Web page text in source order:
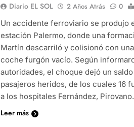
Diario EL SOL 2 Años Atrás 0
Un accidente ferroviario se produjo
estación Palermo, donde una
Martín descarriló y colisionó con
coche furgón vacío. Según
autoridades, el choque dejó un
pasajeros heridos, de los cuales 16
a los hospitales Fernández,
Leer más